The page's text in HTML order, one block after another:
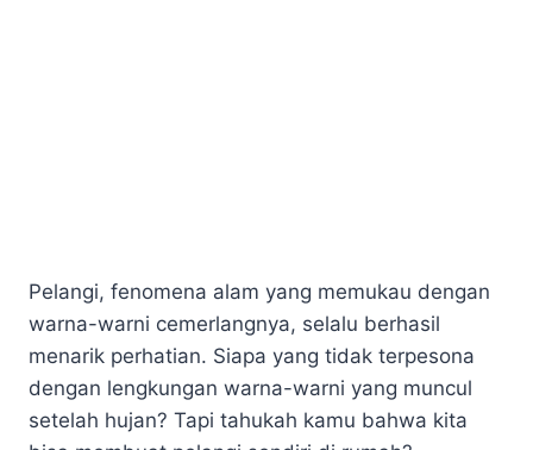
Pelangi, fenomena alam yang memukau dengan
warna-warni cemerlangnya, selalu berhasil
menarik perhatian. Siapa yang tidak terpesona
dengan lengkungan warna-warni yang muncul
setelah hujan? Tapi tahukah kamu bahwa kita